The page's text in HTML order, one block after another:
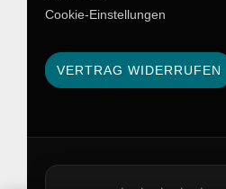
Cookie-Einstellungen
VERTRAG WIDERRUFEN